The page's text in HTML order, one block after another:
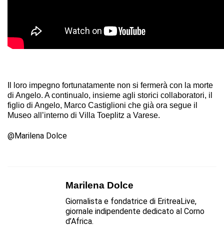
Il loro impegno fortunatamente non si fermerà con la morte
di Angelo. A continualo, insieme agli storici collaboratori, il
figlio di Angelo, Marco Castiglioni che già ora segue il
Museo all’interno di Villa Toeplitz a Varese.
@Marilena Dolce
Marilena Dolce
Giornalista e fondatrice di EritreaLive,
giornale indipendente dedicato al Corno
d’Africa.